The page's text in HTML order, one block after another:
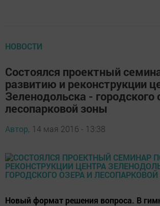
НОВОСТИ
Состоялся проектный
развитию и реконструкции
Зеленодольска - городского
лесопарковой зоны
Автор, 14 мая 2016 - 13:38
Новый формат решения вопроса. В